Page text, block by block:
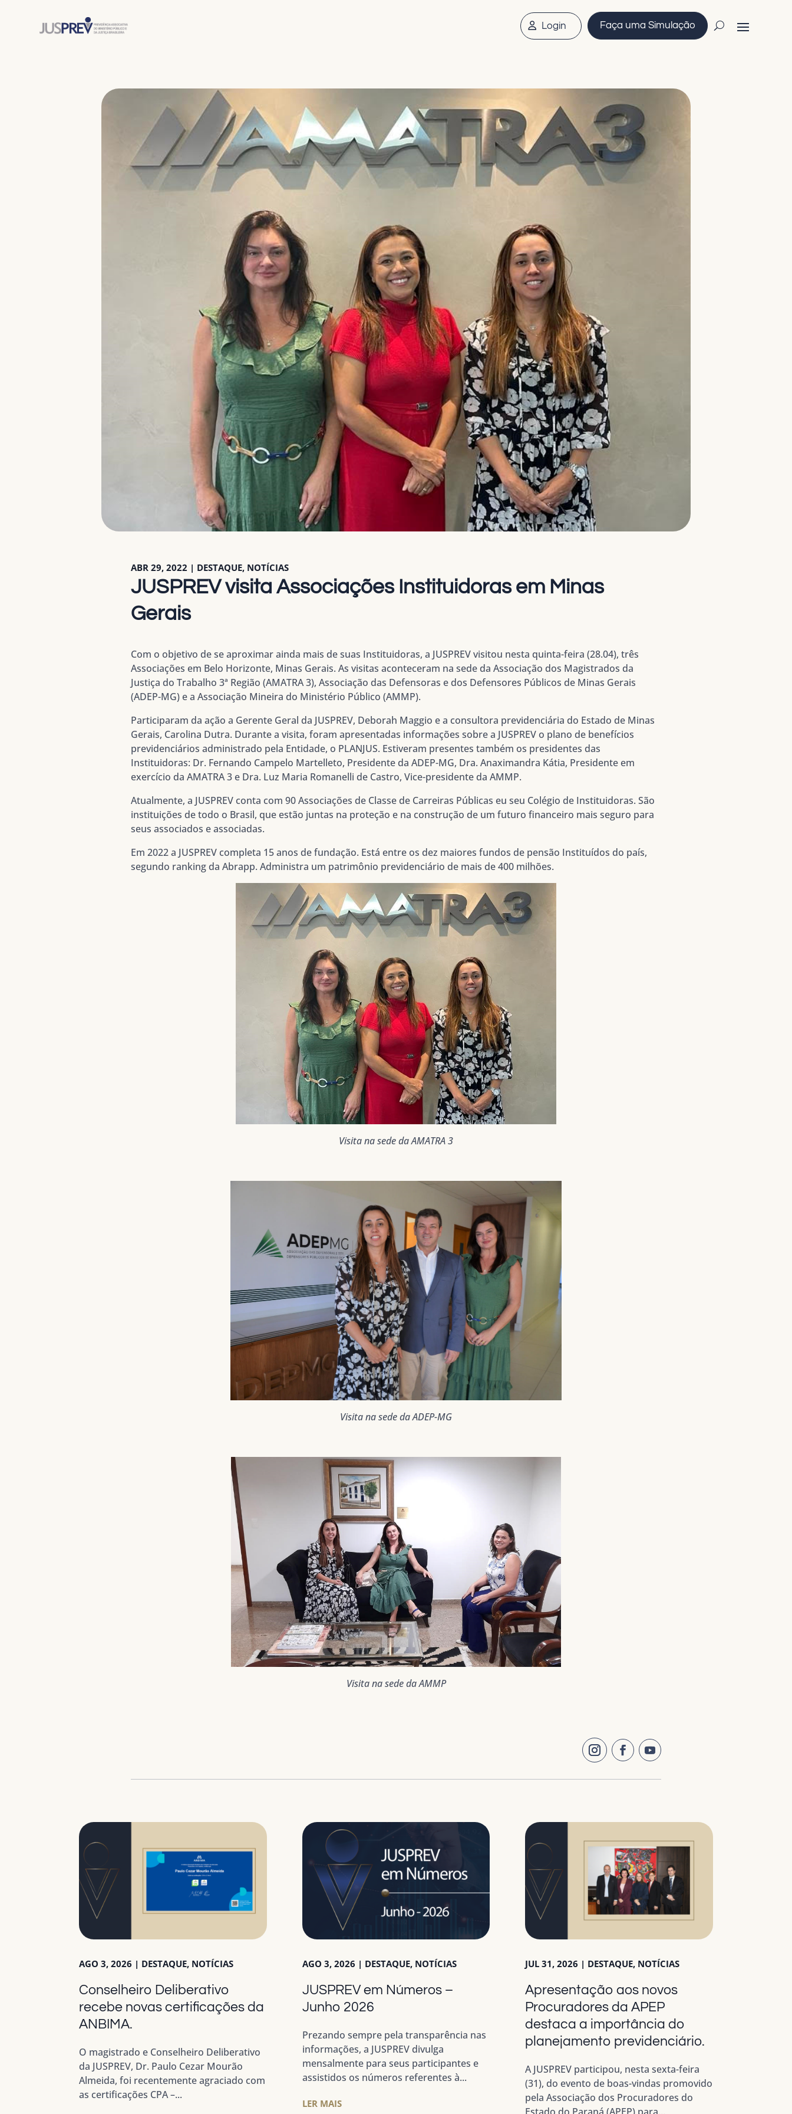
Login Faça uma Simulação
JUSPREV visita Associações Instituidoras em Minas
Gerais
ABR 29, 2022 | DESTAQUE, NOTÍCIAS
Com o objetivo de se aproximar ainda mais de suas Instituidoras, a JUSPREV visitou nesta quinta-feira (28.04), três
Associações em Belo Horizonte, Minas Gerais. As visitas aconteceram na sede da Associação dos Magistrados da
Justiça do Trabalho 3ª Região (AMATRA 3), Associação das Defensoras e dos Defensores Públicos de Minas Gerais
(ADEP-MG) e a Associação Mineira do Ministério Público (AMMP).
Participaram da ação a Gerente Geral da JUSPREV, Deborah Maggio e a consultora previdenciária do Estado de Minas
Gerais, Carolina Dutra. Durante a visita, foram apresentadas informações sobre a JUSPREV o plano de benefícios
previdenciários administrado pela Entidade, o PLANJUS. Estiveram presentes também os presidentes das
Instituidoras: Dr. Fernando Campelo Martelleto, Presidente da ADEP-MG, Dra. Anaximandra Kátia, Presidente em
exercício da AMATRA 3 e Dra. Luz Maria Romanelli de Castro, Vice-presidente da AMMP.
Atualmente, a JUSPREV conta com 90 Associações de Classe de Carreiras Públicas eu seu Colégio de Instituidoras. São
instituições de todo o Brasil, que estão juntas na proteção e na construção de um futuro financeiro mais seguro para
seus associados e associadas.
Em 2022 a JUSPREV completa 15 anos de fundação. Está entre os dez maiores fundos de pensão Instituídos do país,
segundo ranking da Abrapp. Administra um patrimônio previdenciário de mais de 400 milhões.
Visita na sede da AMATRA 3
Visita na sede da ADEP-MG
Visita na sede da AMMP
Conselheiro Deliberativo
recebe novas certificações da
ANBIMA.
AGO 3, 2026 | DESTAQUE, NOTÍCIAS
O magistrado e Conselheiro Deliberativo
da JUSPREV, Dr. Paulo Cezar Mourão
Almeida, foi recentemente agraciado com
as certificações CPA –...
JUSPREV em Números –
Junho 2026
AGO 3, 2026 | DESTAQUE, NOTÍCIAS
Prezando sempre pela transparência nas
informações, a JUSPREV divulga
mensalmente para seus participantes e
assistidos os números referentes à...
LER MAIS
Apresentação aos novos
Procuradores da APEP
destaca a importância do
planejamento previdenciário.
JUL 31, 2026 | DESTAQUE, NOTÍCIAS
A JUSPREV participou, nesta sexta-feira
(31), do evento de boas-vindas promovido
pela Associação dos Procuradores do